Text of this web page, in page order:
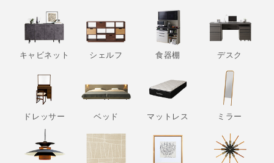
キャビネット シェルフ 食器棚 デスク
ドレッサー ベッド マットレス ミラー